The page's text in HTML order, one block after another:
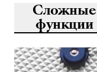
Сложные
функции